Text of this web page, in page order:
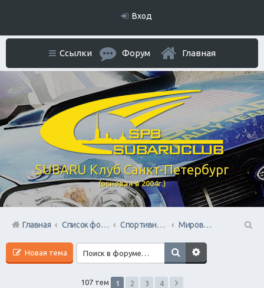
Вход
SUBARU Клуб Санкт-Петербург
(основан в 2004г.)
Ссылки Форум Главная
Главная Список форумов Спортивный раздел
Мировой АВТОспорт
Новая тема
107 тем 1 2 3 4